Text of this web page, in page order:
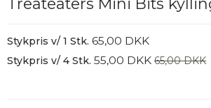
Stykpris v/ 1 Stk. 65,00 DKK
Stykpris v/ 4 Stk. 55,00 DKK 65,00 DKK